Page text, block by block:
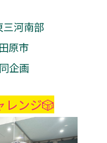
三河南部
原市
企画
レンジ🎲